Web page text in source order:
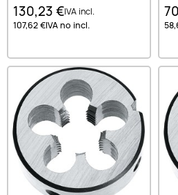
130,23 €IVA incl.
107,62 €IVA no incl.